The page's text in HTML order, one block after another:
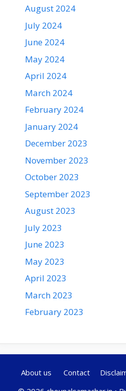
August 2024
July 2024
June 2024
May 2024
April 2024
March 2024
February 2024
January 2024
December 2023
November 2023
October 2023
September 2023
August 2023
July 2023
June 2023
May 2023
April 2023
March 2023
February 2023
About us Contact